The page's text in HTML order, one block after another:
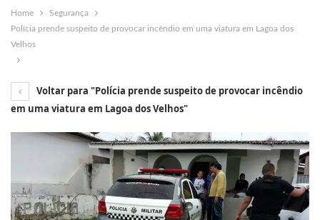
Home
Segurança
Polícia prende suspeito de provocar incêndio em uma viatura em Lagoa dos
Velhos
Voltar para "Polícia prende suspeito de provocar incêndio
em uma viatura em Lagoa dos Velhos"